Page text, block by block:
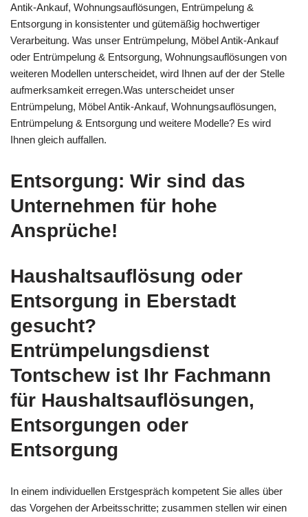
Antik-Ankauf, Wohnungsauflösungen, Entrümpelung &
Entsorgung in konsistenter und gütemäßig hochwertiger
Verarbeitung. Was unser Entrümpelung, Möbel Antik-Ankauf
oder Entrümpelung & Entsorgung, Wohnungsauflösungen von
weiteren Modellen unterscheidet, wird Ihnen auf der der Stelle
aufmerksamkeit erregen.Was unterscheidet unser
Entrümpelung, Möbel Antik-Ankauf, Wohnungsauflösungen,
Entrümpelung & Entsorgung und weitere Modelle? Es wird
Ihnen gleich auffallen.
Entsorgung: Wir sind das
Unternehmen für hohe
Ansprüche!
Haushaltsauflösung oder
Entsorgung in Eberstadt
gesucht?
Entrümpelungsdienst
Tontschew ist Ihr Fachmann
für Haushaltsauflösungen,
Entsorgungen oder
Entsorgung
In einem individuellen Erstgespräch kompetent Sie alles über
das Vorgehen der Arbeitsschritte; zusammen stellen wir einen